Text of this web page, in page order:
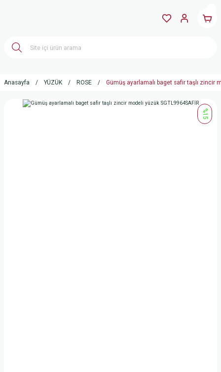
Anasayfa YÜZÜK ROSE Gümüş ayarlamalı baget safir taşlı zincir
%15